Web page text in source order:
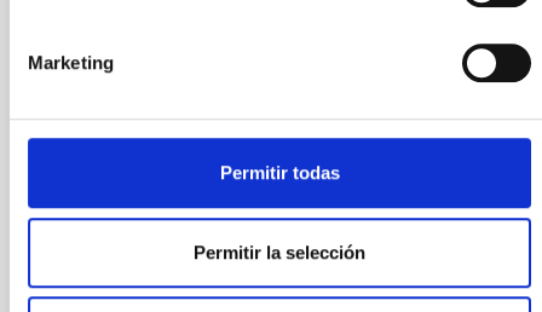
Marketing
Permitir todas
Permitir la selección
de la Ley 14/2011, de 1 de junio, de la Ciencia, la
Tecnología y la Innovación), fuera de convenio, por el
otras, las siguientes funciones: Dentro del equipo de
Advertised on
07/17/2026